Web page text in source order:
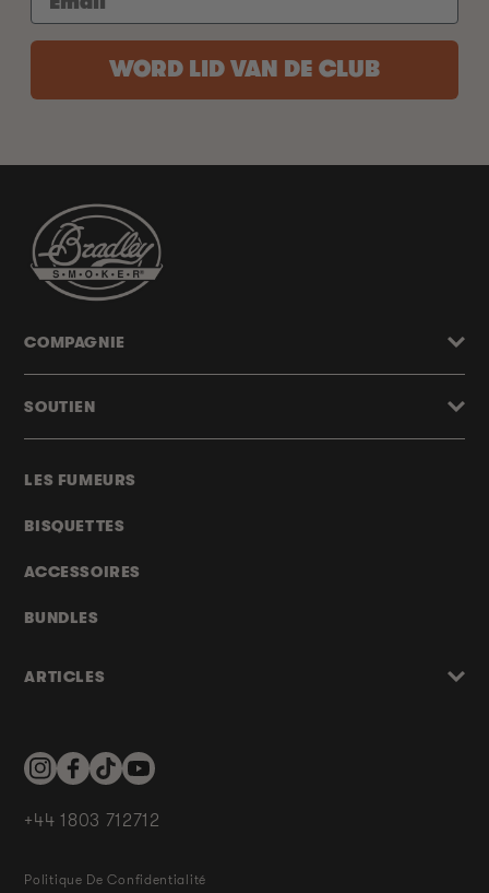
WORD LID VAN DE CLUB
LES FUMEURS
BISQUETTES
ACCESSOIRES
BUNDLES
ARTICLES
COMPAGNIE
SOUTIEN
InstagramFacebookTikTokYouTube
+44 1803 712712
Politique De Confidentialité